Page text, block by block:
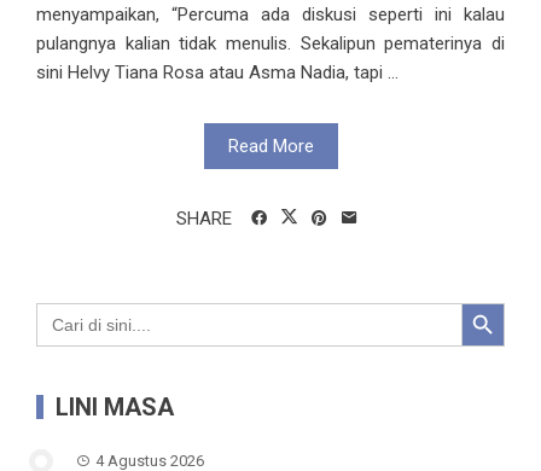
menyampaikan, “Percuma ada diskusi seperti ini kalau
pulangnya kalian tidak menulis. Sekalipun pematerinya di
sini Helvy Tiana Rosa atau Asma Nadia, tapi ...
Read More
SHARE
Search
for:
Search Button
LINI MASA
4 Agustus 2026